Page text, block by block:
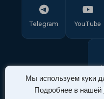
Мы используем куки
Подробнее в нашей
Telegram YouTube